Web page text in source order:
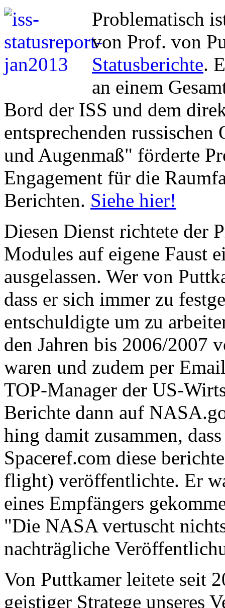
Problematisch
von Prof. von
Statusberichte.
an einem
Bord der ISS und dem
entsprechenden
und Augenmaß" förderte
Engagement für die
Berichten. Siehe hier!
Diesen Dienst richtete der
Modules auf eigene Faust
ausgelassen. Wer von
dass er sich immer zu
entschuldigte um zu
den Jahren bis 2006/2007
waren und zudem per
TOP-Manager der US-
Berichte dann auf
hing damit zusammen,
Spaceref.com diese
flight) veröffentlichte. Er
eines Empfängers
"Die NASA vertuscht
nachträgliche
Von Puttkamer leitete seit
geistiger Stratege unseres